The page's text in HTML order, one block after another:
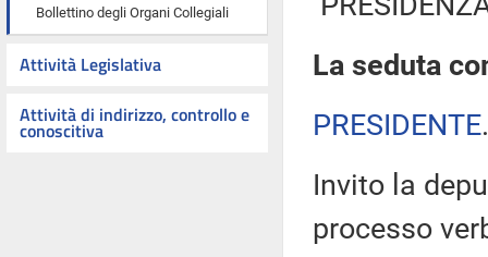
Bollettino degli Organi Collegiali
Attività Legislativa
Attività di indirizzo, controllo e
conoscitiva
La seduta
PRESIDENTE
Invito la
processo